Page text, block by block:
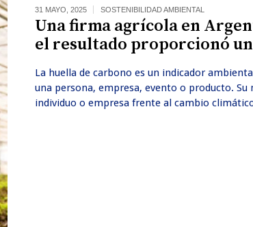
31 MAYO, 2025 SOSTENIBILIDAD AMBIENTAL
Una firma agrícola en
el resultado proporcionó
La huella de carbono es un indicador
una persona, empresa, evento o producto.
individuo o empresa frente al cambio